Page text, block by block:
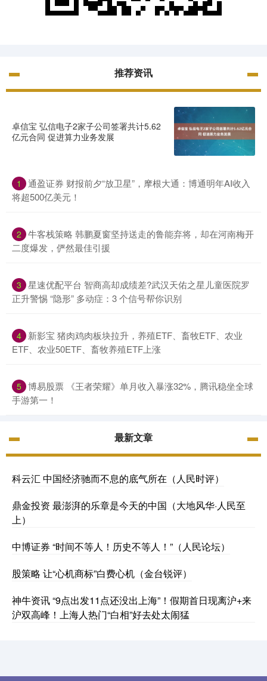
推荐资讯
卓信宝 弘信电子2家子公司签署共计5.62
亿元合同 促进算力业务发展
1
通盈证券 财报前夕“放卫星”，摩根大通：博通明年AI收入
将超500亿美元！
2 牛客栈策略 韩鹏夏窗坚持送走的鲁能弃将，却在河南梅开
二度爆发，俨然最佳引援
3 星速优配平台 智商高却成绩差?武汉天佑之星儿童医院罗
正升警惕 “隐形” 多动症：3 个信号帮你识别
4 新影宝 猪肉鸡肉板块拉升，养殖ETF、畜牧ETF、农业
ETF、农业50ETF、畜牧养殖ETF上涨
5 博易股票 《王者荣耀》单月收入暴涨32%，腾讯稳坐全球
手游第一！
最新文章
科云汇 中国经济驰而不息的底气所在（人民时评）
鼎金投资 最澎湃的乐章是今天的中国（大地风华·人民至
上）
中博证券 “时间不等人！历史不等人！”（人民论坛）
股策略 让“心机商标”白费心机（金台锐评）
神牛资讯 “9点出发11点还没出上海”！假期首日现离沪+来
沪双高峰！上海人热门“白相”好去处太闹猛